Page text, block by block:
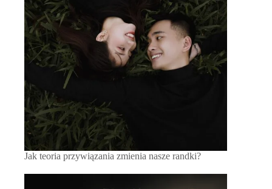
Jak teoria przywiązania zmienia nasze randki?